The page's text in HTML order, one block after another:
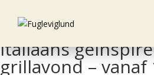
« Alle Evenementen
Italiaans
grillavond – vanaf